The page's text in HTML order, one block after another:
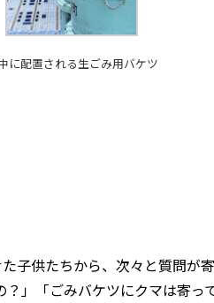
に配置される生ごみ用バケツ
子供たちから、次々と質問が
」「ごみバケツにクマは寄